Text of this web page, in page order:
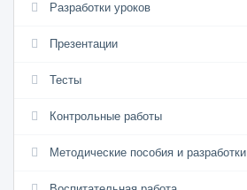
Разработки уроков
Презентации
Тесты
Контрольные работы
Методические пособия и разработки